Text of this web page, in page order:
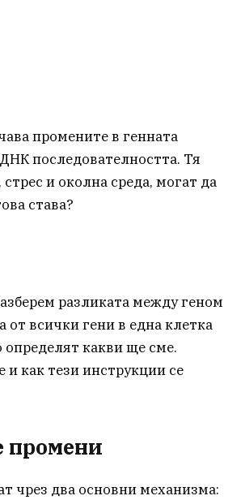
промените в генната
последователността. Тя
и околна среда, могат да
става?
разликата между геном
от всички гени в една клетка
какви ще сме.
и как тези инструкции се
промени
чрез два основни механизма: